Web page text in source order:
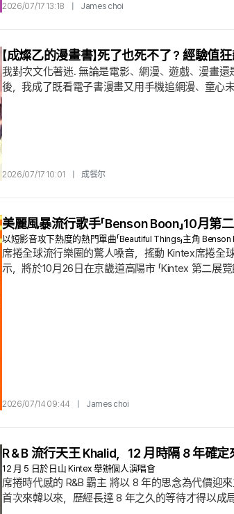
2026/07/17 13:18 James choi
【成燦乙的漫畫書】死了也死不了？經驗值
我對次文化著迷. 無論是電影、網漫、遊戲、漫畫
後，我成了既看電子書漫畫又用手機追網漫、童心
2026/07/17 10:01 成餐尔
美麗風暴流行歌手「Benson Boon」10月第
以短影音攻下熱度的熱門單曲「Beautiful Things」主角
席捲全球流行樂圈的驚人嗓音，搖動 Kintex席捲全
示，將於10月26日在京畿道高陽市 「Kintex 第二展
2026/07/14 09:44 James choi
R＆B 流行天王 Khalid，12 月時隔 8 年確
12 月 5 日於日山 Kintex 舉辦個人演唱會
席捲時代感的 R&B 霸主 將以 8 年的思念為代價迎來
首次來韓以來，歷經長達 8 年之久的等待才得以成